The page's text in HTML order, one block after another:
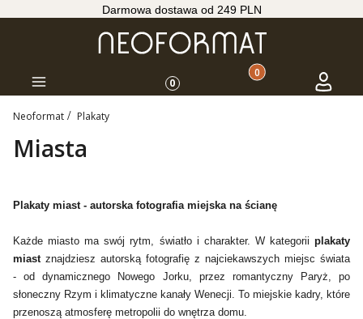
Darmowa dostawa od 249 PLN
Menu 0 Produkty w koszyku:
Koszyk Zaloguj
Neoformat Plakaty
Miasta
Plakaty miast - autorska fotografia miejska na ścianę
Każde miasto ma swój rytm, światło i charakter. W kategorii plakaty
miast znajdziesz autorską fotografię z najciekawszych miejsc świata
- od dynamicznego Nowego Jorku, przez romantyczny Paryż, po
słoneczny Rzym i klimatyczne kanały Wenecji. To miejskie kadry, które
przenoszą atmosferę metropolii do wnętrza domu.